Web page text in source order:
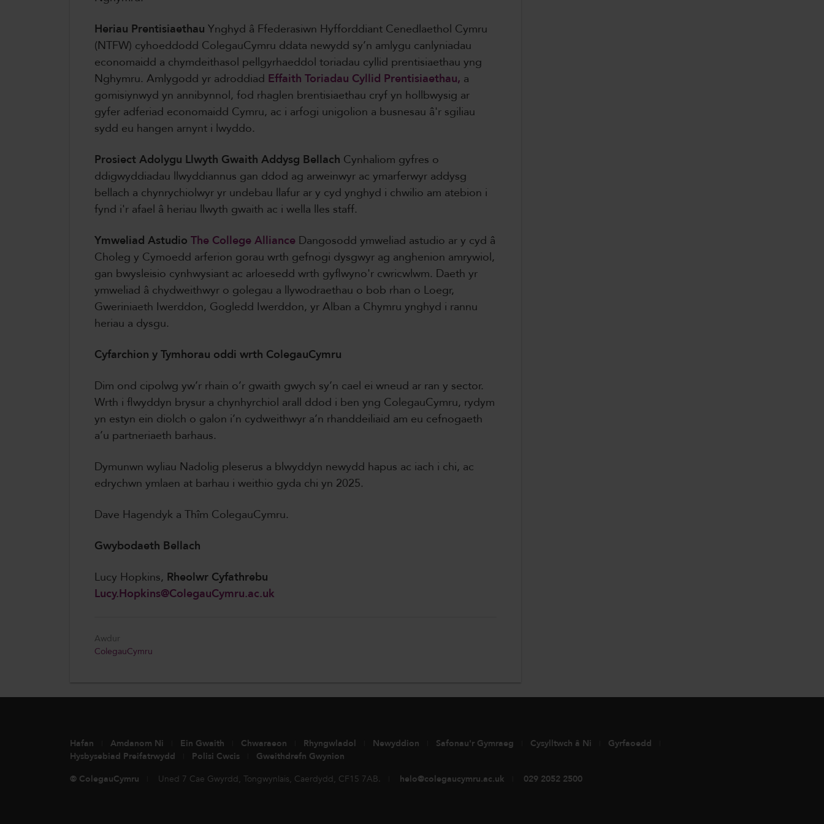
Heriau Prentisiaethau Ynghyd â Ffederasiwn Hyfforddiant Cenedlaethol Cymru
(NTFW) cyhoeddodd ColegauCymru ddata newydd sy’n amlygu canlyniadau
economaidd a chymdeithasol pellgyrhaeddol toriadau cyllid prentisiaethau yng
Nghymru. Amlygodd yr adroddiad Effaith Toriadau Cyllid Prentisiaethau, a
gomisiynwyd yn annibynnol, fod rhaglen brentisiaethau cryf yn hollbwysig ar
gyfer adferiad economaidd Cymru, ac i arfogi unigolion a busnesau â'r sgiliau
sydd eu hangen arnynt i lwyddo.
Prosiect Adolygu Llwyth Gwaith Addysg Bellach Cynhaliom gyfres o
ddigwyddiadau llwyddiannus gan ddod ag arweinwyr ac ymarferwyr addysg
bellach a chynrychiolwyr yr undebau llafur ar y cyd ynghyd i chwilio am atebion i
fynd i'r afael â heriau llwyth gwaith ac i wella lles staff.
Ymweliad Astudio The College Alliance Dangosodd ymweliad astudio ar y cyd â
Choleg y Cymoedd arferion gorau wrth gefnogi dysgwyr ag anghenion amrywiol,
gan bwysleisio cynhwysiant ac arloesedd wrth gyflwyno'r cwricwlwm. Daeth yr
ymweliad â chydweithwyr o golegau a llywodraethau o bob rhan o Loegr,
Gweriniaeth Iwerddon, Gogledd Iwerddon, yr Alban a Chymru ynghyd i rannu
heriau a dysgu.
Cyfarchion y Tymhorau oddi wrth ColegauCymru
Dim ond cipolwg yw’r rhain o’r gwaith gwych sy’n cael ei wneud ar ran y sector.
Wrth i flwyddyn brysur a chynhyrchiol arall ddod i ben yng ColegauCymru, rydym
yn estyn ein diolch o galon i’n cydweithwyr a’n rhanddeiliaid am eu cefnogaeth
a’u partneriaeth barhaus.
Dymunwn wyliau Nadolig pleserus a blwyddyn newydd hapus ac iach i chi, ac
edrychwn ymlaen at barhau i weithio gyda chi yn 2025.
Dave Hagendyk a Thîm ColegauCymru.
Gwybodaeth Bellach
Lucy Hopkins, Rheolwr Cyfathrebu
Lucy.Hopkins@ColegauCymru.ac.uk
Awdur
ColegauCymru
Hafan Amdanom Ni Ein Gwaith Chwaraeon Rhyngwladol Newyddion Safonau'r Gymraeg Cysylltwch â Ni
Gyrfaoedd
Hysbysebiad Preifatrwydd
Polisi Cwcis
Gweithdrefn Gwynion
© ColegauCymru
Uned 7 Cae Gwyrdd, Tongwynlais, Caerdydd, CF15 7AB. helo@colegaucymru.ac.uk 029 2052 2500